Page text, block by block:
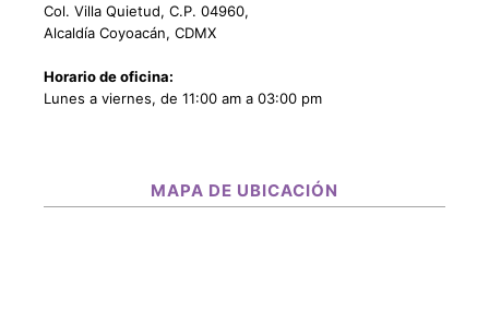
Col. Villa Quietud, C.P. 04960,
Alcaldía Coyoacán, CDMX
Horario de oficina:
Lunes a viernes, de 11:00 am a 03:00 pm
MAPA DE UBICACIÓN